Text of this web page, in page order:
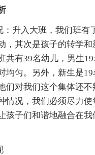
入大班，我们班有
，其次是孩子的转学和
共有39名幼儿，男生
均匀。另外，新生是
们对我们这个集体还
情况，我们必须尽力使
孩子们和谐地融合在我